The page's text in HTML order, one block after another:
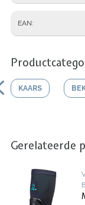
EAN
KAARS
Gerelateerde